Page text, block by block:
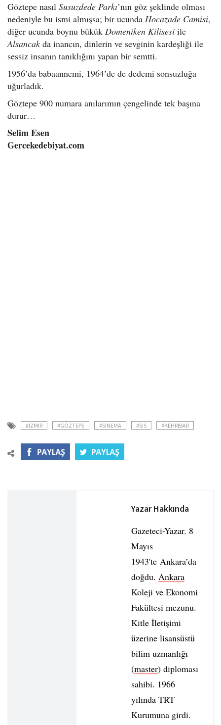
Göztepe nasıl Susuzdede Parkı’nın göz şeklinde olması
nedeniyle bu ismi almışsa; bir ucunda Hocazade Camisi,
diğer ucunda boynu bükük Domeniken Kilisesi ile
Alsancak da inancın, dinlerin ve sevginin kardeşliği ile
sessiz insanın tanıklığını yapan bir semtti.
1956’da babaannemi, 1964’de de dedemi sonsuzluğa
uğurladık.
Göztepe 900 numara anılarımın çengelinde tek başına
durur…
Selim Esen
Gercekedebiyat.com
#IZMIR #GÖZTEPE #SINEMA #SIS #KEHRIBAR
Yazar Hakkında
Gazeteci-Yazar. 8
Mayıs
1943'te Ankara’da
doğdu. Ankara
Koleji ve Ekonomi
Fakültesi mezunu.
Kitle İletişimi
üzerine lisansüstü
bilim uzmanlığı
(master) diploması
sahibi. 1966
yılında TRT
Kurumuna girdi.